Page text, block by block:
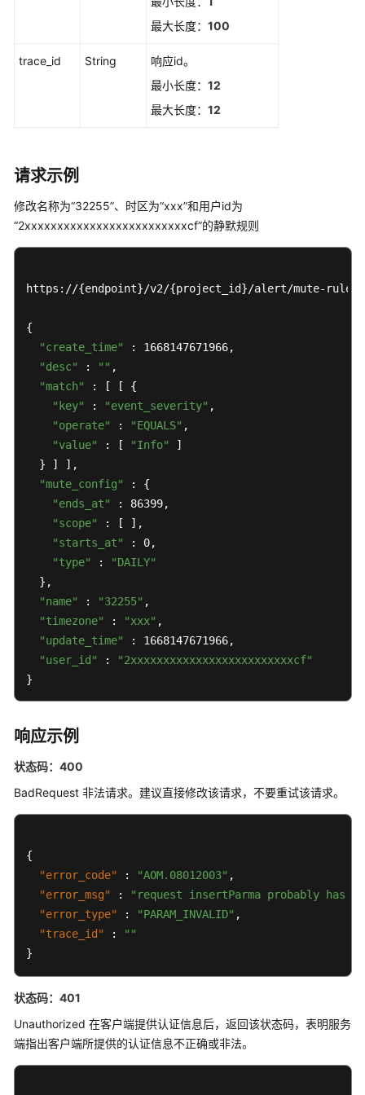
表
警
规
则
表
事
件
类
告
规
则
告
警
规
类
批
量
更
告
警
最大长度： 100
trace_id String
响应id。
最小长度： 12
最大长度： 12
请求示例
修改名称为“32255”、时区为“xxx”和用户id为
“2xxxxxxxxxxxxxxxxxxxxxxxxxcf”的静默规则
https://{endpoint}/v2/{project_id}/alert/mute-rules
{
"create_time"
: 1668147671966,
"desc"
: "" ,
"match"
: [ [ {
"key"
: "event_severity" ,
"operate"
: "EQUALS" ,
"value"
: [ "Info"
]
  } ] ],
"mute_config"
: {
"ends_at"
: 86399,
"scope"
: [ ],
"starts_at"
: 0,
"type"
:
"DAILY"
  },
"name"
: "32255" ,
"timezone"
: "xxx" ,
"update_time"
: 1668147671966,
"user_id"
:
"2xxxxxxxxxxxxxxxxxxxxxxxxxcf"
}
响应示例
状态码：400
BadRequest 非法请求。建议直接修改该请求，不要重试该请求。
{
"error_code"
: "AOM.08012003" ,
"error_msg"
:
"request insertParma probably has
"error_type"
: "PARAM_INVALID" ,
"trace_id"
:
""
}
状态码：401
Unauthorized 在客户端提供认证信息后，返回该状态码，表明服务
端指出客户端所提供的认证信息不正确或非法。